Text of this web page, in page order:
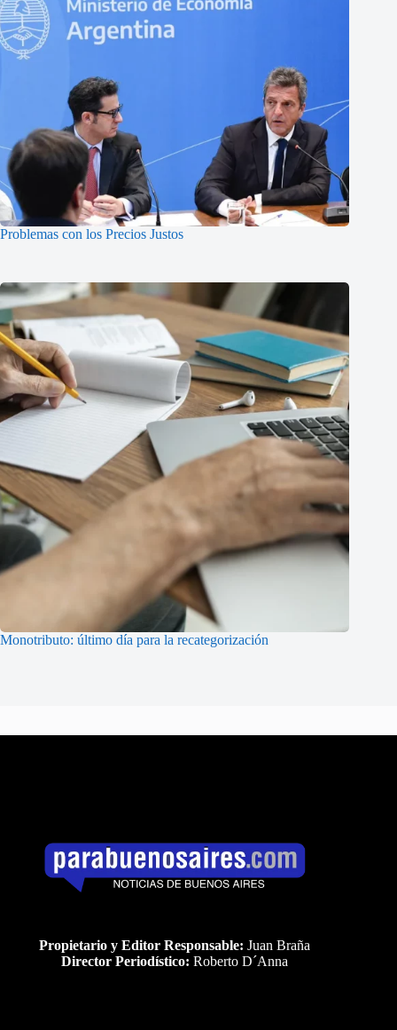
Problemas con los Precios Justos
Monotributo: último día para la recategorización
Propietario y Editor Responsable: Juan Braña
Director Periodístico: Roberto D´Anna